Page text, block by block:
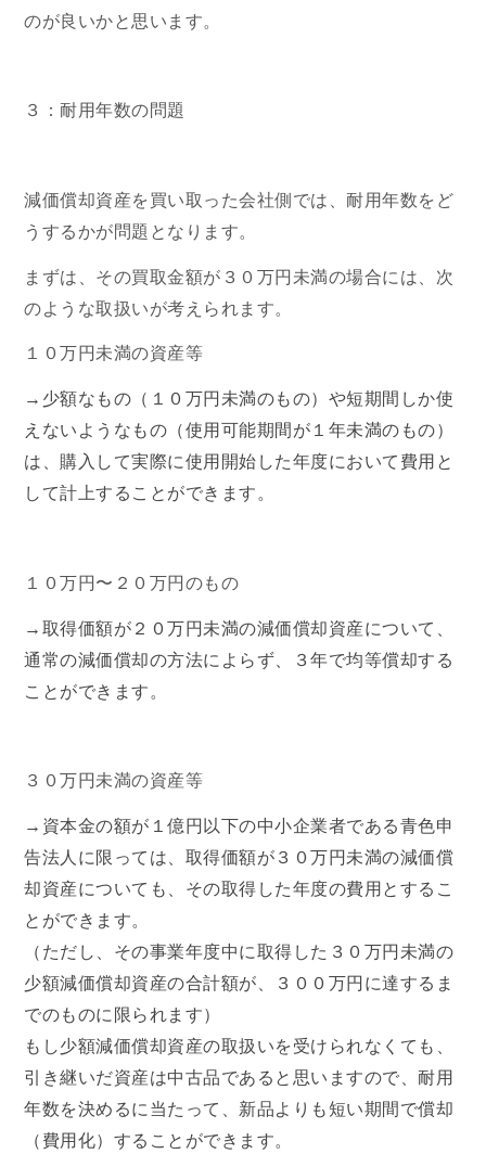
のが良いかと思います。
３：耐用年数の問題
減価償却資産を買い取った会社側では、耐用年数をど
うするかが問題となります。
まずは、その買取金額が３０万円未満の場合には、次
のような取扱いが考えられます。
１０万円未満の資産等
→少額なもの（１０万円未満のもの）や短期間しか使
えないようなもの（使用可能期間が１年未満のもの）
は、購入して実際に使用開始した年度において費用と
して計上することができます。
１０万円〜２０万円のもの
→取得価額が２０万円未満の減価償却資産について、
通常の減価償却の方法によらず、３年で均等償却する
ことができます。
３０万円未満の資産等
→資本金の額が１億円以下の中小企業者である青色申
告法人に限っては、取得価額が３０万円未満の減価償
却資産についても、その取得した年度の費用とするこ
とができます。
（ただし、その事業年度中に取得した３０万円未満の
少額減価償却資産の合計額が、３００万円に達するま
でのものに限られます）
もし少額減価償却資産の取扱いを受けられなくても、
引き継いだ資産は中古品であると思いますので、耐用
年数を決めるに当たって、新品よりも短い期間で償却
（費用化）することができます。